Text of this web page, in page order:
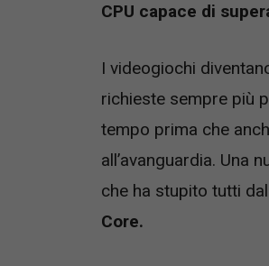
CPU capace di
I videogiochi
richieste sempre più
tempo prima che
all’avanguardia. Una
che ha stupito tutti
Core.